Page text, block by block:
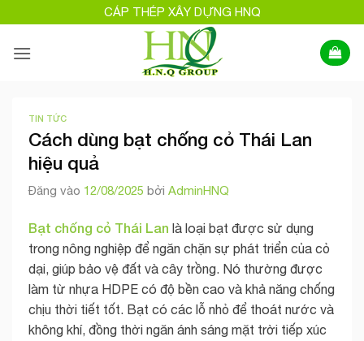
qua
nội
CÁP THÉP XÂY DỰNG HNQ
TIN TỨC
Cách dùng bạt chống cỏ Thái Lan
hiệu quả
Đăng vào 12/08/2025 bởi AdminHNQ
Bạt chống cỏ Thái Lan là loại bạt được sử dụng
trong nông nghiệp để ngăn chặn sự phát triển của cỏ
dại, giúp bảo vệ đất và cây trồng. Nó thường được
làm từ nhựa HDPE có độ bền cao và khả năng chống
chịu thời tiết tốt. Bạt có các lỗ nhỏ để thoát nước và
không khí, đồng thời ngăn ánh sáng mặt trời tiếp xúc